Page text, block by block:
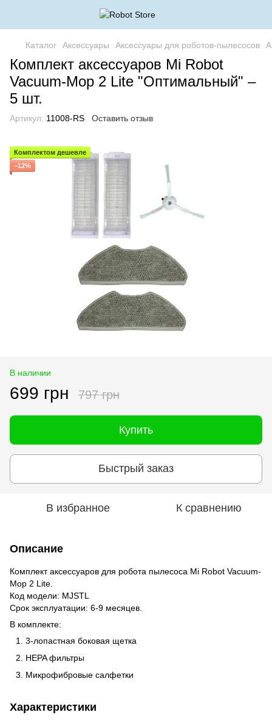
Каталог Аксессуары Аксессуары для роботов-пылесосов
Комплект аксессуаров Mi Robot
Vacuum-Mop 2 Lite "Оптимальный" –
5 шт.
Артикул: 11008-RS Оставить отзыв
Комплектом дешевле
−12%
В наличии
699 грн 797 грн
Купить
Быстрый заказ
В избранное К сравнению
Описание
Комплект аксессуаров для робота пылесоса Mi Robot Vacuum-
Mop 2 Lite.
Код модели: MJSTL
Срок эксплуатации: 6-9 месяцев.
В комплекте:
3-лопастная боковая щетка
HEPA фильтры
Микрофибровые салфетки
Характеристики